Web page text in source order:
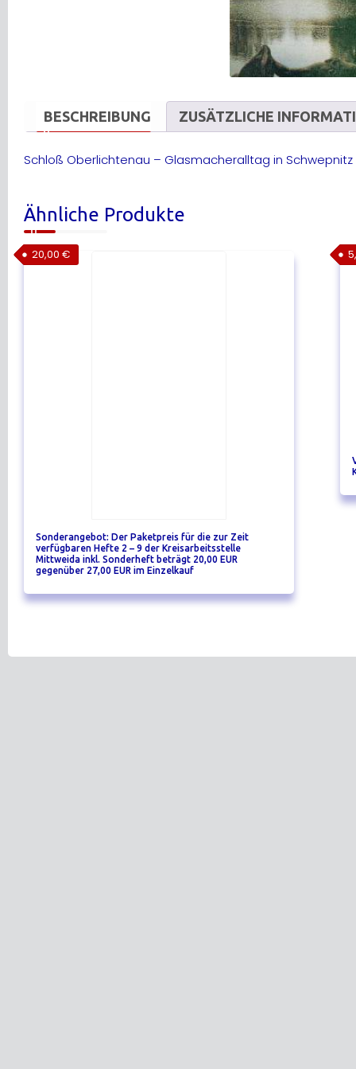
BESCHREIBUNG ZUSÄTZLICHE
Schloß Oberlichtenau – Glasmacheralltag in
Ähnliche Produkte
Sonderangebot: Der Paketpreis für die zur Zeit
verfügbaren Hefte 2 – 9 der Kreisarbeitsstelle
Mittweida inkl. Sonderheft beträgt 20,00 EUR
gegenüber 27,00 EUR im Einzelkauf
20,00 €